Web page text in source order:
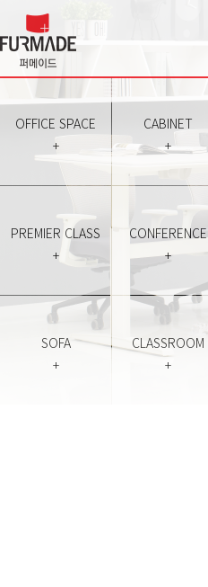
OFFICE SPACE
+
CABINET
+
PREMIER CLASS
+
CONFERENCE
+
SOFA
+
CLASSROOM
+